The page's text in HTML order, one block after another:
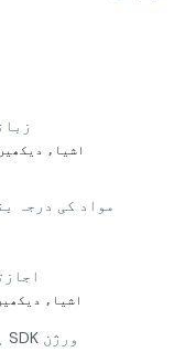
74 اشیاء
مواد کی درجہ
14 اشیاء
ہدف SDK ورژن